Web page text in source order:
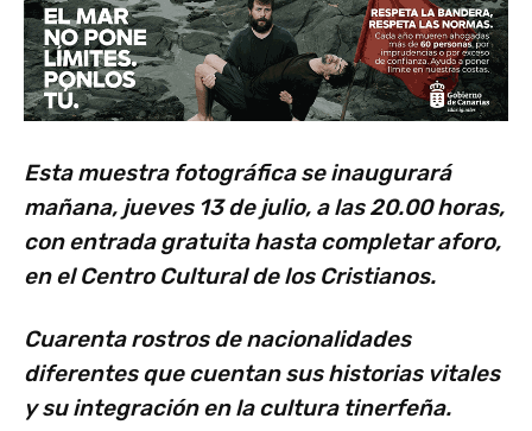
Esta muestra fotográfica se inaugurará
mañana, jueves 13 de julio, a las 20.00 horas,
con entrada gratuita hasta completar aforo,
en el Centro Cultural de los Cristianos.
Cuarenta rostros de nacionalidades
diferentes que cuentan sus historias vitales
y su integración en la cultura tinerfeña.